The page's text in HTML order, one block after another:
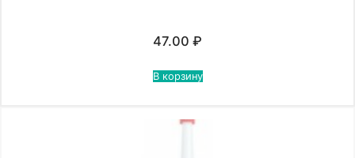
47.00 ₽
В корзину